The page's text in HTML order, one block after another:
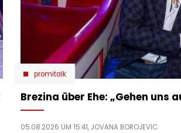
promitalk
Brezina über Ehe: „Gehen uns
05.08.2026 UM 15:41, JOVANA BOROJEVIC